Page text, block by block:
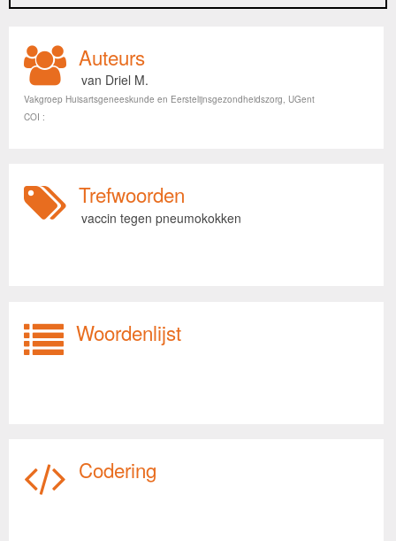
Auteurs
van Driel M.
Vakgroep Huisartsgeneeskunde en Eerstelijnsgezondheidszorg, UGent
COI :
Trefwoorden
vaccin tegen pneumokokken
Woordenlijst
Codering